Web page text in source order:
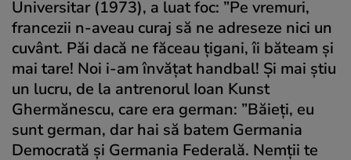
Universitar (1973), a luat foc: ”Pe vremuri,
francezii n-aveau curaj să ne adreseze nici un
cuvânt. Păi dacă ne făceau țigani, îi băteam și
mai tare! Noi i-am învățat handbal! Și mai știu
un lucru, de la antrenorul Ioan Kunst
Ghermănescu, care era german: ”Băieți, eu
sunt german, dar hai să batem Germania
Democrată și Germania Federală. Nemții te